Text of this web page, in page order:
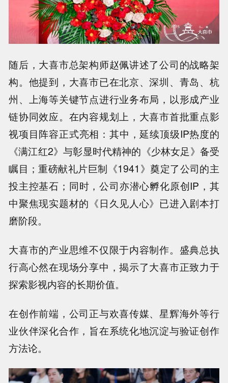
随后，大喜市总架构师赵佩讲述了公司的战略架
构。他提到，大喜市已在北京、深圳、青岛、杭
州、上海等关键节点进行业务布局，以形成产业
链协同效应。在内容规划上，大喜市首批重点影
视项目阵容正式亮相：其中，延续顶级IP热度的
《满江红2》与彰显时代精神的《少林女足》备受
瞩目；重磅献礼片巨制《1941》奠定了公司的主
投主控基石；同时，公司亦潜心孵化原创IP，其
中聚焦现实题材的《日久见人心》已进入剧本打
磨阶段。
大喜市的产业思维不仅限于内容制作。盛典总执
行高心然在现场分享中，揭示了大喜市正致力于
探索影视内容的长期价值。
在创作前端，公司正与欢喜传媒、星辉海外等行
业伙伴深化合作，旨在系统化地沉淀与验证创作
方法论。